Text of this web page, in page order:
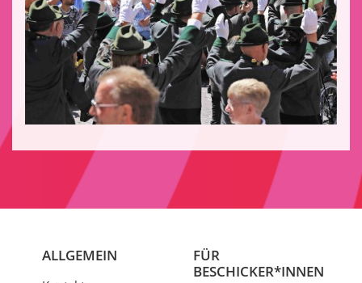
ALLGEMEIN
FÜR
BESCHICKER*INNEN